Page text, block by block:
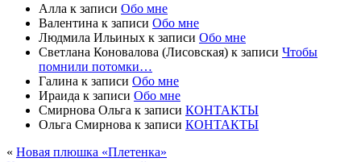
Алла к записи Обо мне
Валентина к записи Обо мне
Людмила Ильиных к записи Обо мне
Светлана Коновалова (Лисовская) к записи Чтобы
помнили потомки…
Галина к записи Обо мне
Ираида к записи Обо мне
Смирнова Ольга к записи КОНТАКТЫ
Ольга Смирнова к записи КОНТАКТЫ
« Новая плюшка «Плетенка»